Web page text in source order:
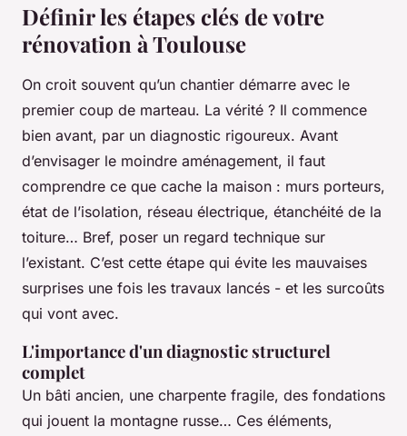
Définir les étapes clés de votre
rénovation à Toulouse
On croit souvent qu’un chantier démarre avec le
premier coup de marteau. La vérité ? Il commence
bien avant, par un diagnostic rigoureux. Avant
d’envisager le moindre aménagement, il faut
comprendre ce que cache la maison : murs porteurs,
état de l’isolation, réseau électrique, étanchéité de la
toiture… Bref, poser un regard technique sur
l’existant. C’est cette étape qui évite les mauvaises
surprises une fois les travaux lancés - et les surcoûts
qui vont avec.
L'importance d'un diagnostic structurel
complet
Un bâti ancien, une charpente fragile, des fondations
qui jouent la montagne russe… Ces éléments,